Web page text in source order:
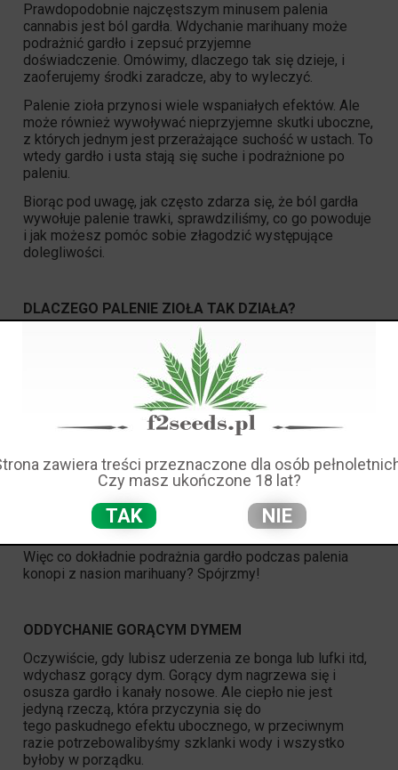
Prawdopodobnie najczęstszym minusem palenia
cannabis jest ból gardła. Wdychanie marihuany może
podrażnić gardło i zepsuć przyjemne
doświadczenie. Omówimy, dlaczego tak się dzieje, i
zaoferujemy środki zaradcze, aby to wyleczyć.
Palenie zioła przynosi wiele wspaniałych efektów. Ale
może również wywoływać nieprzyjemne skutki uboczne,
z których jednym jest przerażające suchość w ustach. To
wtedy gardło i usta stają się suche i podrażnione po
paleniu.
Biorąc pod uwagę, jak często zdarza się, że ból gardła
wywołuje palenie trawki, sprawdziliśmy, co go powoduje
i jak możesz pomóc sobie złagodzić występujące
dolegliwości.
DLACZEGO PALENIE ZIOŁA TAK DZIAŁA?
Chodzi o to, że twoje gardło nie wysycha i nie drażni się
podczas miłej i przyjemnej sesji z ulubionym
szczepem; zwykle towarzyszy mu także paskudny
kiedy zaczniesz kaszleć, jeszcze bardziej
powodując ,żekaszleszjeszcze bardziej, co
oznacza jeszcze więcej podrażnienia i kaszlu… cóż…
błędne koło.
CZYNNIKI, KTÓRE PRZYCZYNIAJĄ SIĘ DO SUCHEGO
GARDŁA W PRZYPADKU PALENIA CANNABIS
Więc co dokładnie podrażnia gardło podczas palenia
konopi z nasion marihuany? Spójrzmy!
ODDYCHANIE GORĄCYM DYMEM
Oczywiście, gdy lubisz uderzenia ze bonga lub lufki itd,
wdychasz gorący dym. Gorący dym nagrzewa się i
osusza gardło i kanały nosowe. Ale ciepło nie jest
jedyną rzeczą, która przyczynia się do
tego paskudnego efektu ubocznego, w przeciwnym
razie potrzebowalibyśmy szklanki wody i wszystko
byłoby w porządku.
zawiera treści przeznaczone dla osób
Czy masz ukończone 18 lat?
TAK NIE